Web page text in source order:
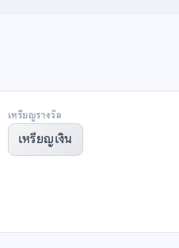
เหรียญรางวัล
เหรียญเงิน